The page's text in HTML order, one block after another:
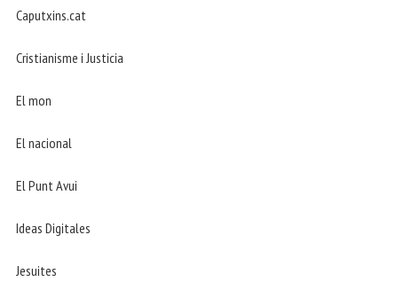
Caputxins.cat
Cristianisme i Justicia
El mon
El nacional
El Punt Avui
Ideas Digitales
Jesuites